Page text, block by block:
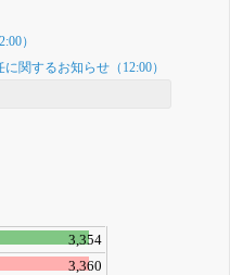
）
関するお知らせ（12:00）
3,354
3,360